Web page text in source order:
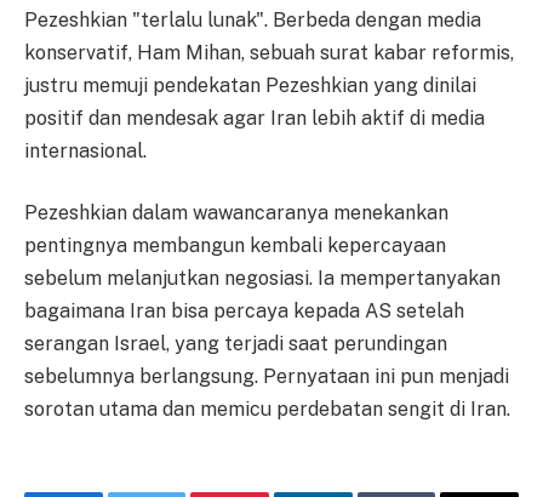
Pezeshkian "terlalu lunak". Berbeda dengan media
konservatif, Ham Mihan, sebuah surat kabar reformis,
justru memuji pendekatan Pezeshkian yang dinilai
positif dan mendesak agar Iran lebih aktif di media
internasional.
Pezeshkian dalam wawancaranya menekankan
pentingnya membangun kembali kepercayaan
sebelum melanjutkan negosiasi. Ia mempertanyakan
bagaimana Iran bisa percaya kepada AS setelah
serangan Israel, yang terjadi saat perundingan
sebelumnya berlangsung. Pernyataan ini pun menjadi
sorotan utama dan memicu perdebatan sengit di Iran.